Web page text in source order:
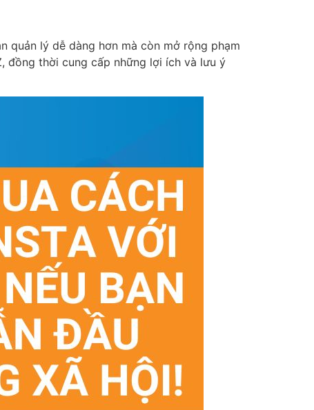
quản lý dễ dàng hơn mà còn mở rộng phạm
đồng thời cung cấp những lợi ích và lưu ý